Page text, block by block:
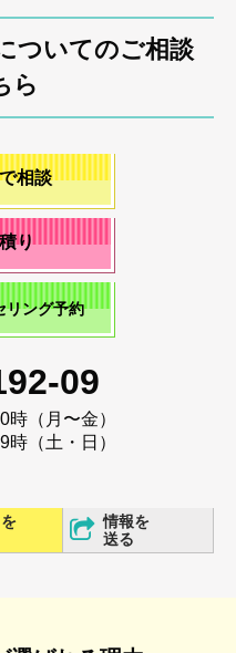
ついてのご相談
ら
相談
り
リング予約
09
時（月〜金）
時（土・日）
情報を
送る